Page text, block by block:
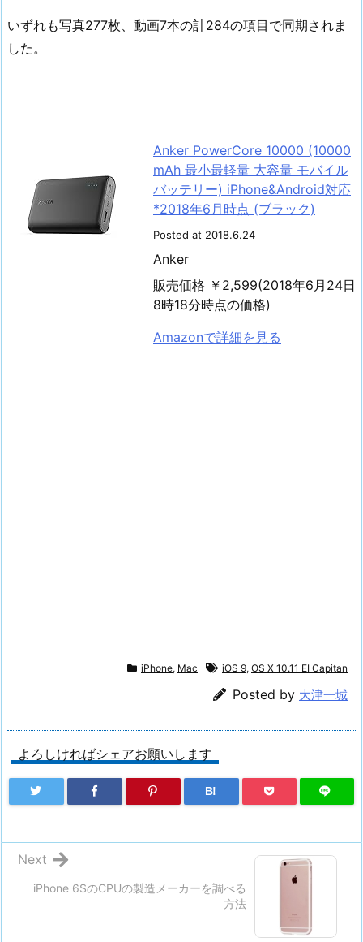
いずれも写真277枚、動画7本の計284の項目で同期されま
した。
Anker PowerCore 10000 (10000
mAh 最小最軽量 大容量 モバイル
バッテリー) iPhone&Android対応
*2018年6月時点 (ブラック)
Posted at 2018.6.24
Anker
販売価格 ￥2,599(2018年6月24日
8時18分時点の価格)
Amazonで詳細を見る
iPhone, Mac iOS 9, OS X 10.11 EI Capitan
Posted by 大津一城
よろしければシェアお願いします
B!
iPhone 6SのCPUの製造メーカーを調べる
方法
Next